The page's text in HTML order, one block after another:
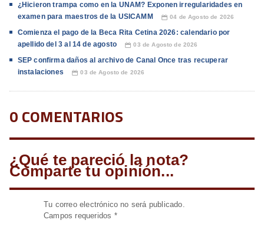
¿Hicieron trampa como en la UNAM? Exponen irregularidades en
examen para maestros de la USICAMM
📅 04 de Agosto de 2026
Comienza el pago de la Beca Rita Cetina 2026: calendario por
apellido del 3 al 14 de agosto
📅 03 de Agosto de 2026
SEP confirma daños al archivo de Canal Once tras recuperar
instalaciones
📅 03 de Agosto de 2026
0 COMENTARIOS
¿Qué te pareció la nota?
Comparte tu opinión...
Tu correo electrónico no será publicado.
Campos requeridos *